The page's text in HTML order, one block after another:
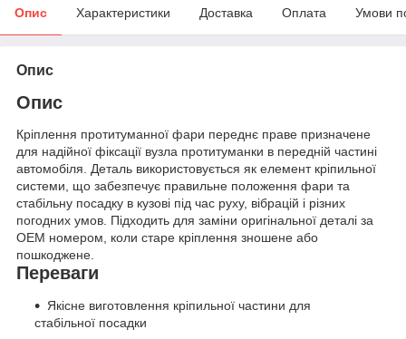
Опис Характеристики Доставка Оплата Умови
Опис
Опис
Кріплення протитуманної фари переднє праве призначене
для надійної фіксації вузла протитуманки в передній частині
автомобіля. Деталь використовується як елемент кріпильної
системи, що забезпечує правильне положення фари та
стабільну посадку в кузові під час руху, вібрацій і різних
погодних умов. Підходить для заміни оригінальної деталі за
OEM номером, коли старе кріплення зношене або
пошкоджене.
Переваги
Якісне виготовлення кріпильної частини для
стабільної посадки